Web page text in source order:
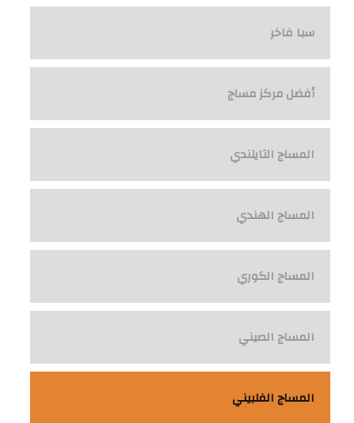
سبا فاخر
أفضل مركز مساج
المساج التايلندي
المساج الهندي
المساج الكوري
المساج الصيني
المساج الفلبيني